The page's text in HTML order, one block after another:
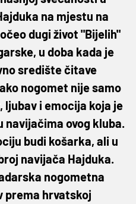
na mjestu na
dugi život "Bijelih"
u doba kada je
središte čitave
nogomet nije samo
i emocija koja je
navijačima ovog kluba.
budi košarka, ali u
navijača Hajduka.
nogometna
prema hrvatskoj